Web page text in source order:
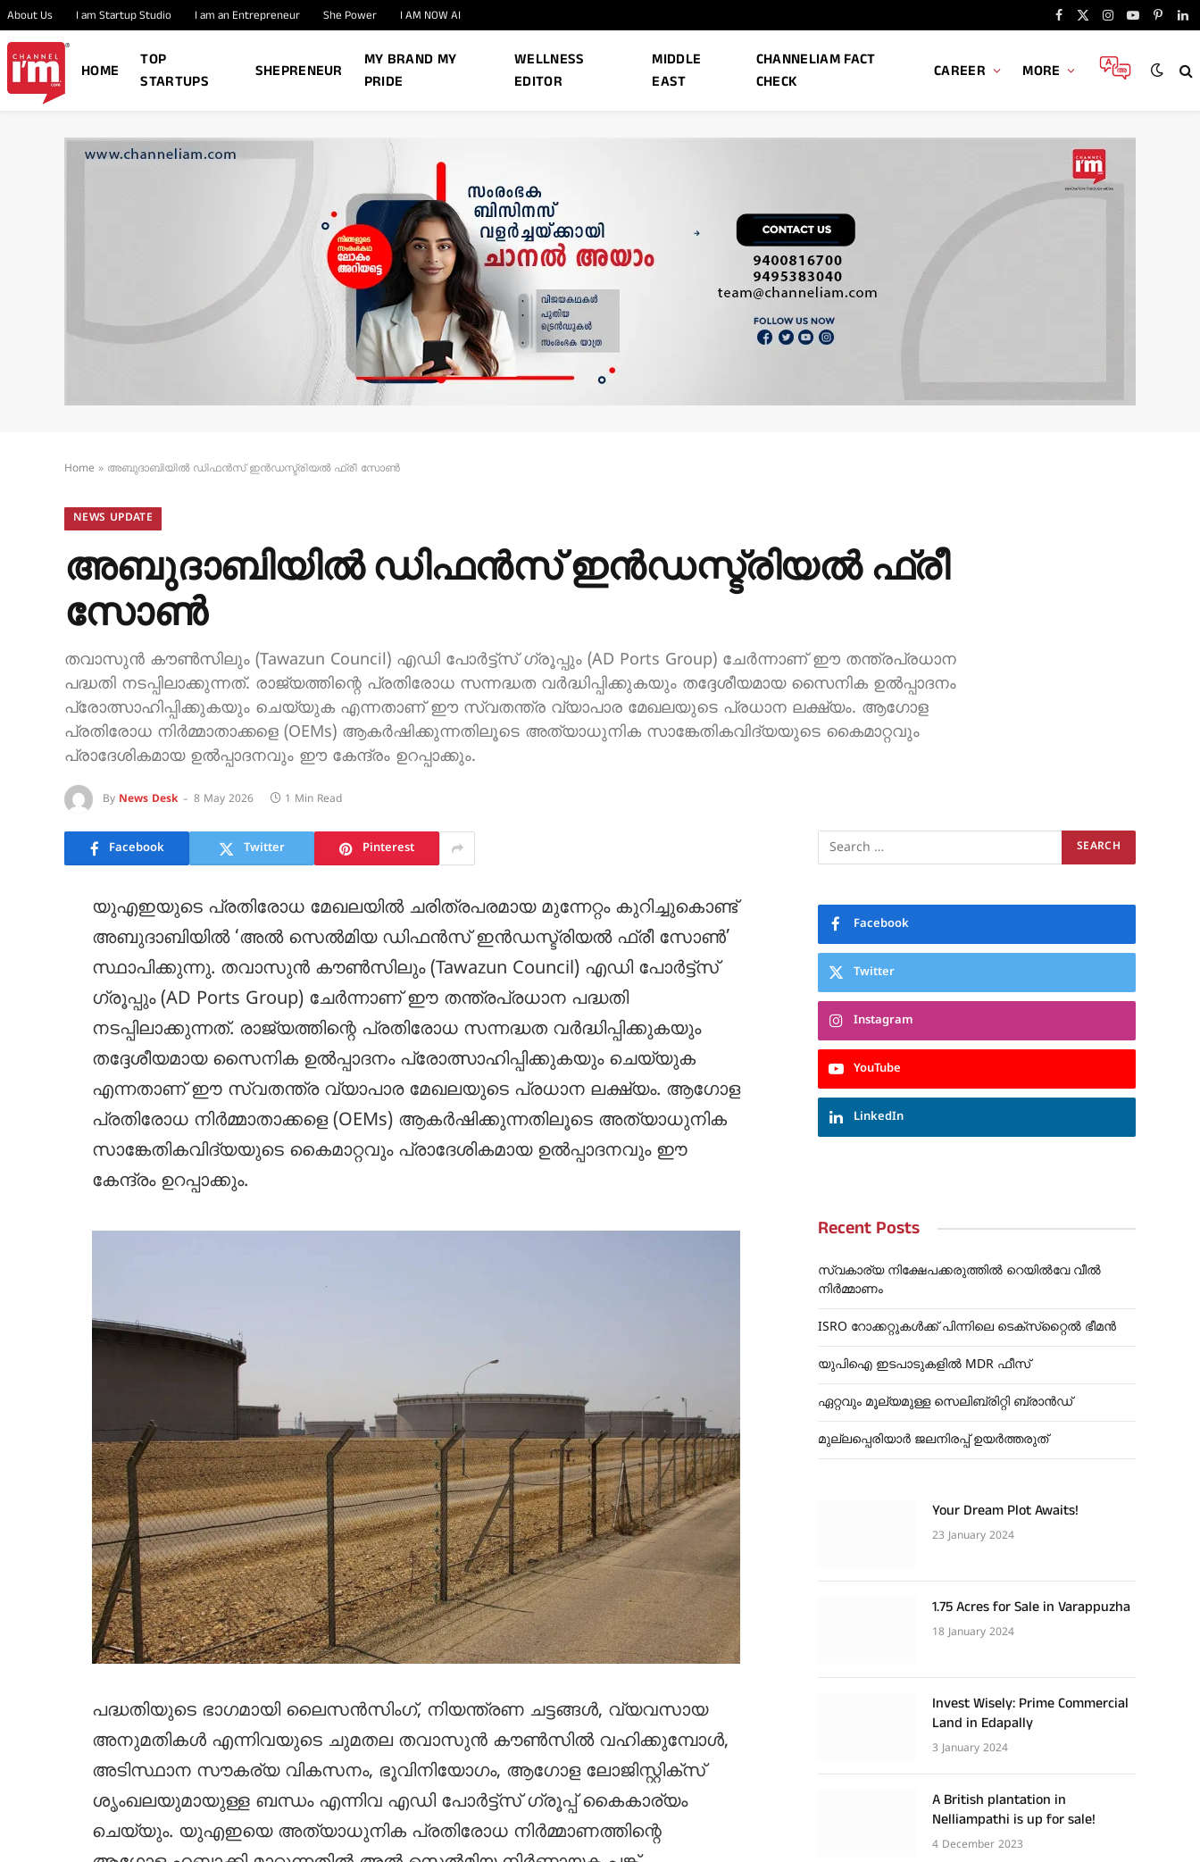
About Us I am Startup Studio I am an Entrepreneur She Power I AM NOW AI
Facebook
X
Instagram
YouTube
HOME
TOP
STARTUPS
SHEPRENEUR
MY BRAND MY
PRIDE
WELLNESS
EDITOR
MIDDLE
EAST
CHANNELIAM FACT
CHECK
CAREER MORE
Home » അബുദാബിയിൽ ഡിഫൻസ് ഇൻഡസ്ട്രിയൽ ഫ്രീ സോൺ
NEWS UPDATE
അബുദാബിയിൽ ഡിഫൻസ് ഇൻഡസ്ട്രിയൽ ഫ്രീ
സോൺ
തവാസുൻ കൗൺസിലും (Tawazun Council) എഡി പോർട്ട്‌സ് ഗ്രൂപ്പും (AD Ports Group) ചേർന്നാണ് ഈ തന്ത്രപ്രധാന
പദ്ധതി നടപ്പിലാക്കുന്നത്. രാജ്യത്തിന്റെ പ്രതിരോധ സന്നദ്ധത വർദ്ധിപ്പിക്കുകയും തദ്ദേശീയമായ സൈനിക ഉൽപ്പാദനം
പ്രോത്സാഹിപ്പിക്കുകയും ചെയ്യുക എന്നതാണ് ഈ സ്വതന്ത്ര വ്യാപാര മേഖലയുടെ പ്രധാന ലക്ഷ്യം. ആഗോള
പ്രതിരോധ നിർമ്മാതാക്കളെ (OEMs) ആകർഷിക്കുന്നതിലൂടെ അത്യാധുനിക സാങ്കേതികവിദ്യയുടെ കൈമാറ്റവും
പ്രാദേശികമായ ഉൽപ്പാദനവും ഈ കേന്ദ്രം ഉറപ്പാക്കും.
By News Desk 8 May 2026 1 Min Read
Facebook Twitter Pinterest
യുഎഇയുടെ പ്രതിരോധ മേഖലയിൽ ചരിത്രപരമായ മുന്നേറ്റം കുറിച്ചുകൊണ്ട്
അബുദാബിയിൽ ‘അൽ സെൽമിയ ഡിഫൻസ് ഇൻഡസ്ട്രിയൽ ഫ്രീ സോൺ’
സ്ഥാപിക്കുന്നു. തവാസുൻ കൗൺസിലും (Tawazun Council) എഡി പോർട്ട്‌സ്
ഗ്രൂപ്പും (AD Ports Group) ചേർന്നാണ് ഈ തന്ത്രപ്രധാന പദ്ധതി
നടപ്പിലാക്കുന്നത്. രാജ്യത്തിന്റെ പ്രതിരോധ സന്നദ്ധത വർദ്ധിപ്പിക്കുകയും
തദ്ദേശീയമായ സൈനിക ഉൽപ്പാദനം പ്രോത്സാഹിപ്പിക്കുകയും ചെയ്യുക
എന്നതാണ് ഈ സ്വതന്ത്ര വ്യാപാര മേഖലയുടെ പ്രധാന ലക്ഷ്യം. ആഗോള
പ്രതിരോധ നിർമ്മാതാക്കളെ (OEMs) ആകർഷിക്കുന്നതിലൂടെ അത്യാധുനിക
സാങ്കേതികവിദ്യയുടെ കൈമാറ്റവും പ്രാദേശികമായ ഉൽപ്പാദനവും ഈ
കേന്ദ്രം ഉറപ്പാക്കും.
പദ്ധതിയുടെ ഭാഗമായി ലൈസൻസിംഗ്, നിയന്ത്രണ ചട്ടങ്ങൾ, വ്യവസായ
അനുമതികൾ എന്നിവയുടെ ചുമതല തവാസുൻ കൗൺസിൽ വഹിക്കുമ്പോൾ,
അടിസ്ഥാന സൗകര്യ വികസനം, ഭൂവിനിയോഗം, ആഗോള ലോജിസ്റ്റിക്സ്
ശൃംഖലയുമായുള്ള ബന്ധം എന്നിവ എഡി പോർട്ട്‌സ് ഗ്രൂപ്പ് കൈകാര്യം
ചെയ്യും. യുഎഇയെ അത്യാധുനിക പ്രതിരോധ നിർമ്മാണത്തിന്റെ
Facebook
Twitter
Instagram
YouTube
LinkedIn
Recent Posts
സ്വകാര്യ നിക്ഷേപക്കരുത്തിൽ റെയിൽവേ വീൽ
നിർമ്മാണം
ISRO റോക്കറ്റുകൾക്ക് പിന്നിലെ ടെക്‌സ്‌റ്റൈൽ ഭീമൻ
യുപിഐ ഇടപാടുകളിൽ MDR ഫീസ്
ഏറ്റവും മൂല്യമുള്ള സെലിബ്രിറ്റി ബ്രാൻഡ്
മുല്ലപ്പെരിയാർ ജലനിരപ്പ് ഉയർത്തരുത്
Your Dream Plot Awaits!
23 January 2024
1.75 Acres for Sale in Varappuzha
18 January 2024
Invest Wisely: Prime Commercial
Land in Edapally
3 January 2024
A British plantation in
Nelliampathi is up for sale!
4 December 2023